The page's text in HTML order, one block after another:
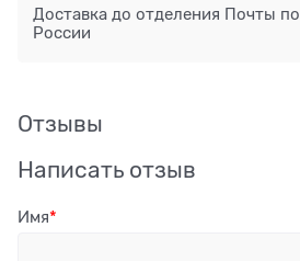
Доставка до отделения Почты по
России
Отзывы
Написать отзыв
Имя